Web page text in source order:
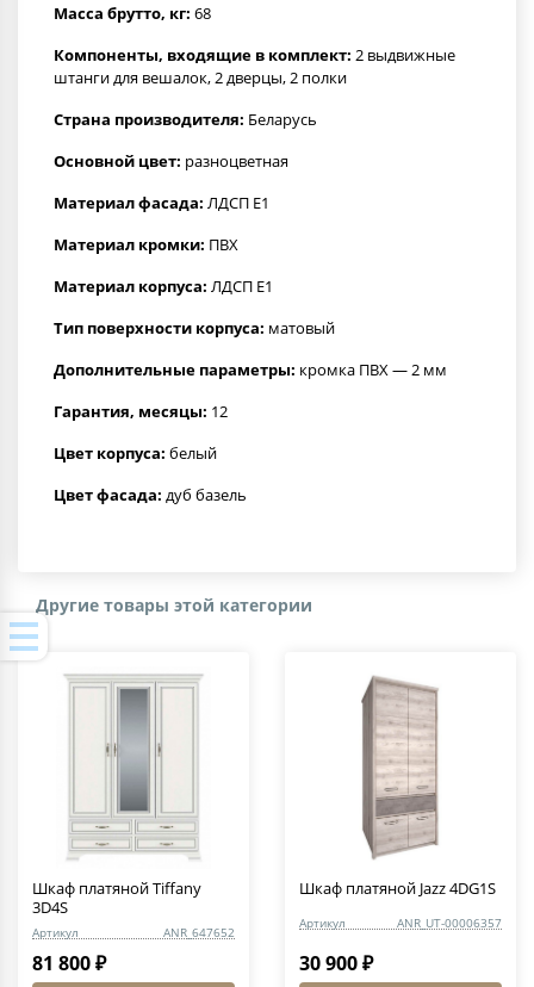
Масса брутто, кг: 68
Компоненты, входящие в комплект: 2 выдвижные
штанги для вешалок, 2 дверцы, 2 полки
Страна производителя: Беларусь
Основной цвет: разноцветная
Материал фасада: ЛДСП Е1
Материал кромки: ПВХ
Материал корпуса: ЛДСП Е1
Тип поверхности корпуса: матовый
Дополнительные параметры: кромка ПВХ — 2 мм
Гарантия, месяцы: 12
Цвет корпуса: белый
Цвет фасада: дуб базель
Другие товары этой категории
Шкаф платяной Tiffany
3D4S
Артикул ANR_647652
81 800 ₽
Шкаф платяной Jazz 4DG1S
Артикул ANR_UT-00006357
30 900 ₽